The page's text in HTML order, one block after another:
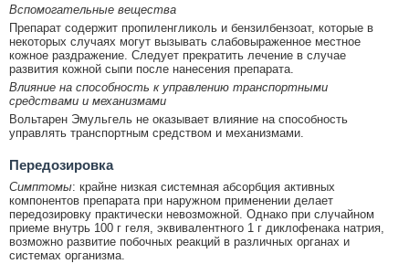
Вспомогательные вещества
Препарат содержит пропиленгликоль и бензилбензоат, которые в
некоторых случаях могут вызывать слабовыраженное местное
кожное раздражение. Следует прекратить лечение в случае
развития кожной сыпи после нанесения препарата.
Влияние на способность к управлению транспортными
средствами и механизмами
Вольтарен Эмульгель не оказывает влияние на способность
управлять транспортным средством и механизмами.
Передозировка
Симптомы: крайне низкая системная абсорбция активных
компонентов препарата при наружном применении делает
передозировку практически невозможной. Однако при случайном
приеме внутрь 100 г геля, эквивалентного 1 г диклофенака натрия,
возможно развитие побочных реакций в различных органах и
системах организма.